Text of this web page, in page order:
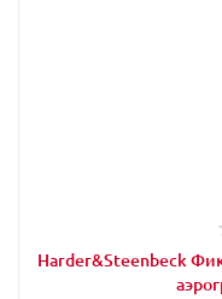
Harder&Steenbeck